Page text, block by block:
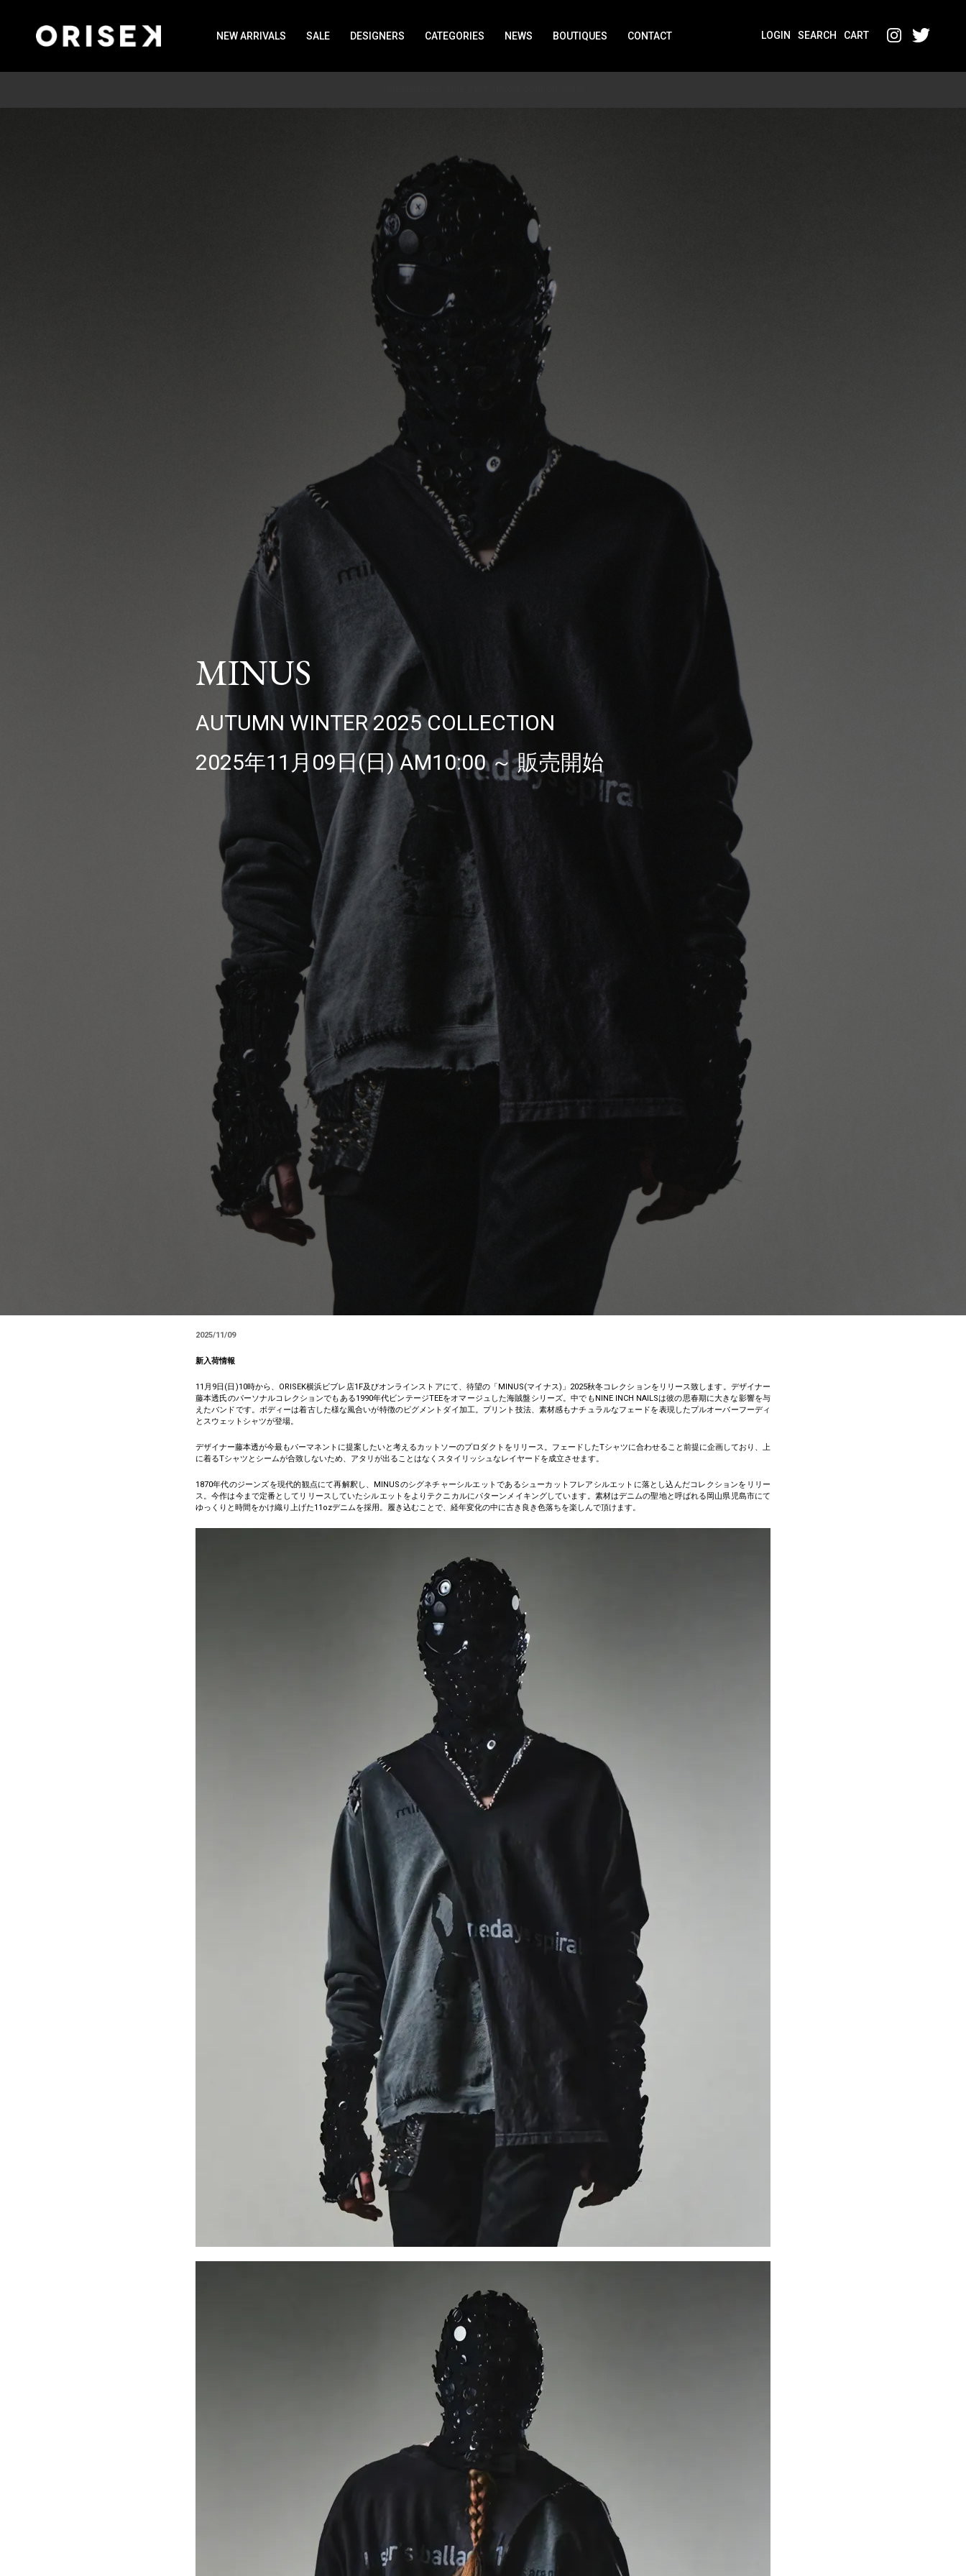
NEW ARRIVALS SALE DESIGNERS CATEGORIES NEWS BOUTIQUES CONTACT LOGIN SEARCH CART
MINUS
AUTUMN WINTER 2025 COLLECTION
2025年11月09日(日) AM10:00 ～ 販売開始
2025/11/09
新入荷情報
11月9日(日)10時から、ORISEK横浜ビブレ店1F及びオンラインストアにて、待望の「MINUS(マイナス)」2025秋冬コレクションをリリース致します。デザイナー
藤本透氏のパーソナルコレクションでもある1990年代ビンテージTEEをオマージュした海賊盤シリーズ。中でもNINE INCH NAILSは彼の思春期に大きな影響を与
えたバンドです。ボディーは着古した様な風合いが特徴のピグメントダイ加工。プリント技法、素材感もナチュラルなフェードを表現したプルオーバーフーディ
とスウェットシャツが登場。
デザイナー藤本透が今最もパーマネントに提案したいと考えるカットソーのプロダクトをリリース。フェードしたTシャツに合わせること前提に企画しており、上
に着るTシャツとシームが合致しないため、アタリが出ることはなくスタイリッシュなレイヤードを成立させます。
1870年代のジーンズを現代的観点にて再解釈し、MINUSのシグネチャーシルエットであるシューカットフレアシルエットに落とし込んだコレクションをリリー
ス。今作は今まで定番としてリリースしていたシルエットをよりテクニカルにパターンメイキングしています。素材はデニムの聖地と呼ばれる岡山県児島市にて
ゆっくりと時間をかけ織り上げた11ozデニムを採用。履き込むことで、経年変化の中に古き良き色落ちを楽しんで頂けます。